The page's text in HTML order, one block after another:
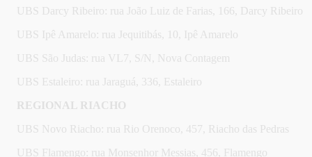
UBS Darcy Ribeiro: rua João Luiz de Farias, 166, Darcy Ribeiro
UBS Ipê Amarelo: rua Jequitibás, 10, Ipê Amarelo
UBS São Judas: rua VL7, S/N, Nova Contagem
UBS Estaleiro: rua Jaraguá, 336, Estaleiro
REGIONAL RIACHO
UBS Novo Riacho: rua Rio Orenoco, 457, Riacho das Pedras
UBS Flamengo: rua Monsenhor Messias, 456, Flamengo